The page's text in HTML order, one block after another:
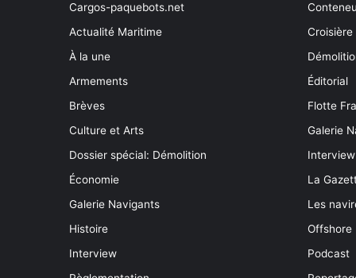
Cargos-paquebots.net
Actualité Maritime
À la une
Armements
Brèves
Culture et Arts
Dossier spécial: Démolition
Économie
Galerie Navigants
Histoire
Interview
Croisière
Éditorial
Flotte
Galerie
Interview
La
Les
Offshore
Podcast